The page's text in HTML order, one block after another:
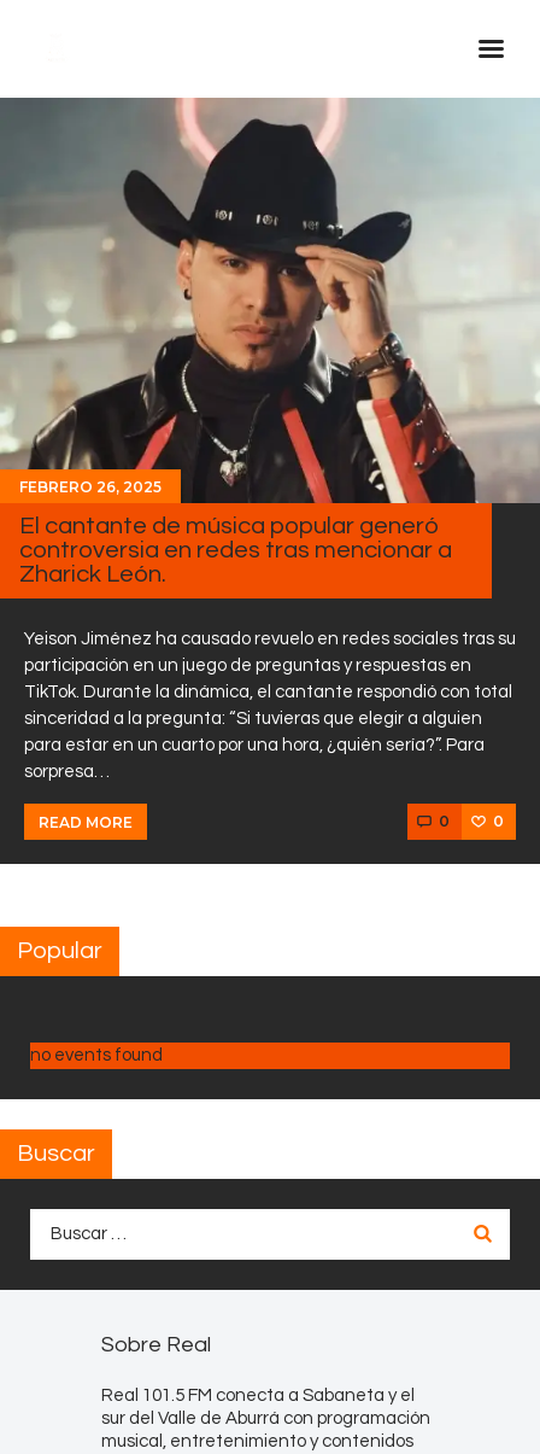
Inicio Real FM
Streaming
En Vivo
Descarga La APP
Programas
Noticias
Equipo
Sobre Nosotros
Contactos
FEBRERO 26, 2025
El cantante de música popular generó
controversia en redes tras mencionar a
Zharick León.
Yeison Jiménez ha causado revuelo en redes sociales tras su
participación en un juego de preguntas y respuestas en
TikTok. Durante la dinámica, el cantante respondió con total
sinceridad a la pregunta: “Si tuvieras que elegir a alguien
para estar en un cuarto por una hora, ¿quién sería?”. Para
sorpresa…
READ MORE 0 0
Popular
no events found
Buscar
Sobre Real
Real 101.5 FM conecta a Sabaneta y el
sur del Valle de Aburrá con programación
musical, entretenimiento y contenidos